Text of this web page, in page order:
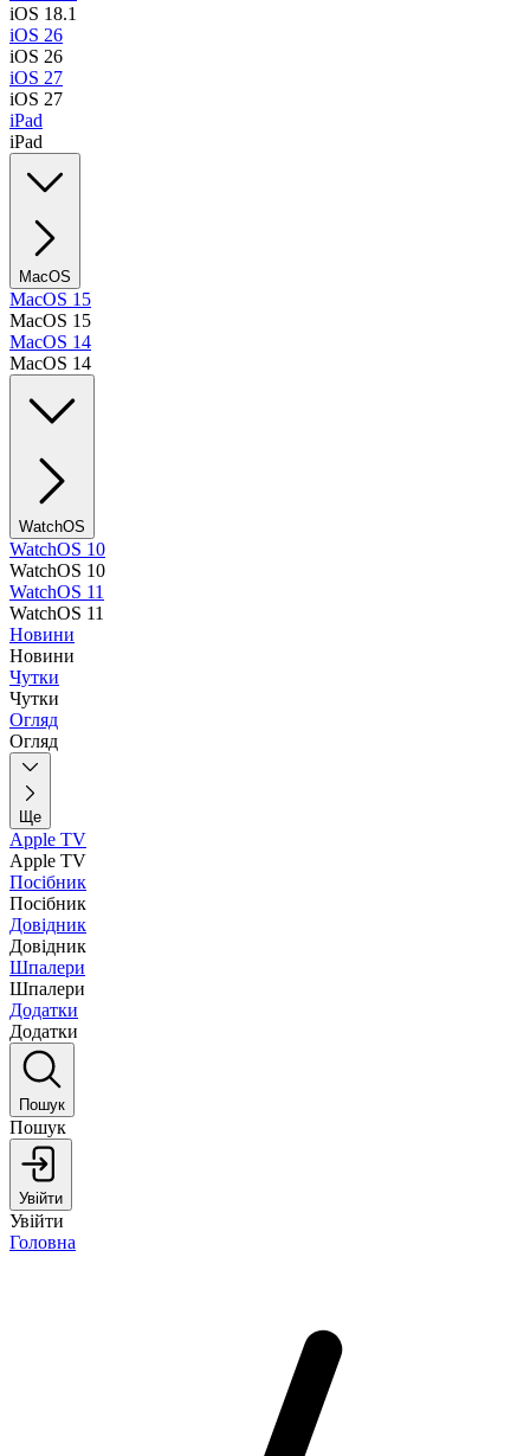
iOS 18.1
iOS 26
iOS 26
iOS 27
iOS 27
iPad
iPad
MacOS
MacOS 15
MacOS 15
MacOS 14
MacOS 14
WatchOS
WatchOS 10
WatchOS 10
WatchOS 11
WatchOS 11
Новини
Новини
Чутки
Чутки
Огляд
Огляд
Ще
Apple TV
Apple TV
Посібник
Посібник
Довідник
Довідник
Шпалери
Шпалери
Додатки
Додатки
Пошук
Пошук
Увійти
Увійти
Головна